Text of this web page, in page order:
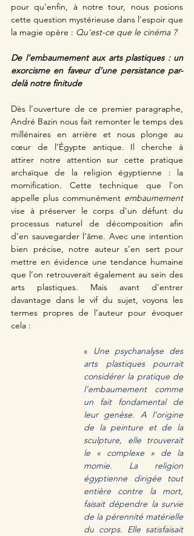
pour qu'enfin, à notre tour, nous posions
cette question mystérieuse dans l'espoir que
la magie opère : Qu'est-ce que le cinéma ?
De l’embaumement aux arts plastiques : un
exorcisme en faveur d’une persistance par-
delà notre finitude
Dès l’ouverture de ce premier paragraphe,
André Bazin nous fait remonter le temps des
millénaires en arrière et nous plonge au
cœur de l’Égypte antique. Il cherche à
attirer notre attention sur cette pratique
archaïque de la religion égyptienne : la
momification. Cette technique que l'on
appelle plus communément embaumement
vise à préserver le corps d'un défunt du
processus naturel de décomposition afin
d’en sauvegarder l’âme. Avec une intention
bien précise, notre auteur s’en sert pour
mettre en évidence une tendance humaine
que l’on retrouverait également au sein des
arts plastiques. Mais avant d’entrer
davantage dans le vif du sujet, voyons les
termes propres de l’auteur pour évoquer
cela :
« Une psychanalyse des
arts plastiques pourrait
considérer la pratique de
l’embaumement comme
un fait fondamental de
leur genèse. A l'origine
de la peinture et de la
sculpture, elle trouverait
le « complexe » de la
momie. La religion
égyptienne dirigée tout
entière contre la mort,
faisait dépendre la survie
de la pérennité matérielle
du corps. Elle satisfaisait